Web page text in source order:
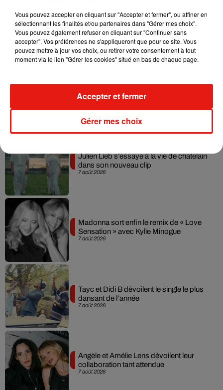
chanteuse de 25 ans dans une interview pourTélérama.
"J’ai eu la très désagréable sensation d’être traquée. Cela
dépasse tout ce que j’avais déjà compris et connu.Je refuse
que, demain, toutes les interviews tournent autour de ce
7 août 2026
Julien Lieb s’essaye à la vie de chatelain
dans son nouveau clip
7 août 2026
Madonna sort enfin le remix de « Love
Sensation » avec Kylie Minogue
7 août 2026
Tayc et Didi B dévoilent le single le plus
dansant de l’année
7 août 2026
Angèle et Amélie Lens dévoilent leur
collaboration tant attendue
Vous pouvez accepter en cliquant sur "Accepter et fermer", ou affiner en
sélectionnant les finalités et/ou partenaires dans "Gérer mes choix".
Vous pouvez également refuser en cliquant sur "Continuer sans
accepter". Vos préférences ne s'appliqueront que pour ce site. Vous
pouvez mettre à jour vos choix, ou retirer votre consentement à tout
moment via le lien "Gérer les cookies" situé en bas de chaque page.
Gérer mes choix
Accepter et fermer